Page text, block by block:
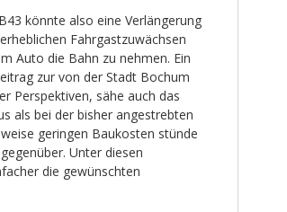
könnte also eine Verlängerung
Fahrgastzuwächsen
Auto die Bahn zu nehmen. Ein
zur von der Stadt Bochum
Perspektiven, sähe auch das
als bei der bisher angestrebten
geringen Baukosten stünde
Unter diesen
die gewünschten